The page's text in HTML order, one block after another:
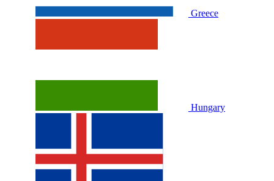
Greece
Hungary